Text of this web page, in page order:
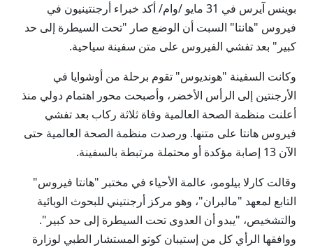
بوينس آيرس في 31 مايو /وام/ أكد خبراء أرجنتينيون في
فيروس "هانتا" السبت أن الوضع صار "تحت السيطرة إلى حد
كبير" بعد تفشي الفيروس على متن سفينة سياحية.
وكانت السفينة "هونديوس" تقوم برحلة من أوشوايا في
الأرجنتين إلى الرأس الأخضر، وأصبحت محور اهتمام دولي منذ
أعلنت منظمة الصحة العالمية وفاة ثلاثة ركاب بعد تفشي
فيروس هانتا على متنها. ورصدت منظمة الصحة العالمية حتى
الآن 13 إصابة مؤكدة أو محتملة مرتبطة بالسفينة.
وقالت كارلا بيلومو، عالمة الأحياء في مختبر "هانتا فيروس"
التابع لمعهد "مالبران"، وهو مركز أرجنتيني للبحوث الوبائية
والتشخيص، "يبدو أن العدوى تحت السيطرة إلى حد كبير".
ووافقها الرأي كل من إستيبان كوتو المستشار الطبي لوزارة